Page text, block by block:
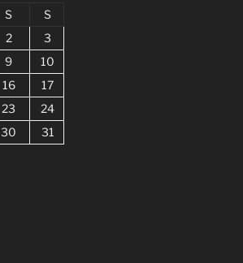
S
S
2
3
9
10
16
17
23
24
30
31